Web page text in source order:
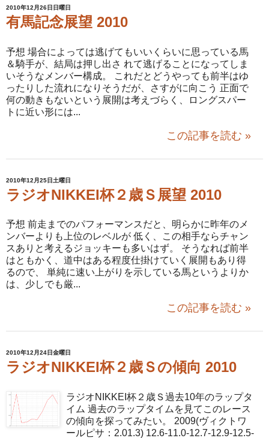
2010年12月26日日曜日
有馬記念展望 2010
予想 場合によっては逃げてもいいくらいに思っている馬
＆騎手が、結局は押し出さ れて逃げることになってしま
いそうなメンバー構成。 これだとどうやっても前半はゆ
ったりした流れになりそうだが、さすがに向こう 正面で
何の動きもないという展開は考えづらく、ロングスパー
トに近い形には...
この記事を読む »
2010年12月25日土曜日
ラジオNIKKEI杯２歳Ｓ展望 2010
予想 前走までのパフォーマンスだと、明らかに昨年のメ
ンバーよりも上位のレベルが 低く、この相手ならチャン
スありと考えるジョッキーも多いはず。 そうなれば前半
はともかく、道中はある程度仕掛けていく展開もあり得
るので、 単純に速い上がりを示している馬というよりか
は、少しでも厳...
この記事を読む »
2010年12月24日金曜日
ラジオNIKKEI杯２歳Ｓの傾向 2010
ラジオNIKKEI杯２歳Ｓ過去10年のラップタ
イム 過去のラップタイムを見てこのレース
の傾向を探ってみたい。 2009(ヴィクトワ
ールピサ：2.01.3) 12.6-11.0-12.7-12.9-12.5-